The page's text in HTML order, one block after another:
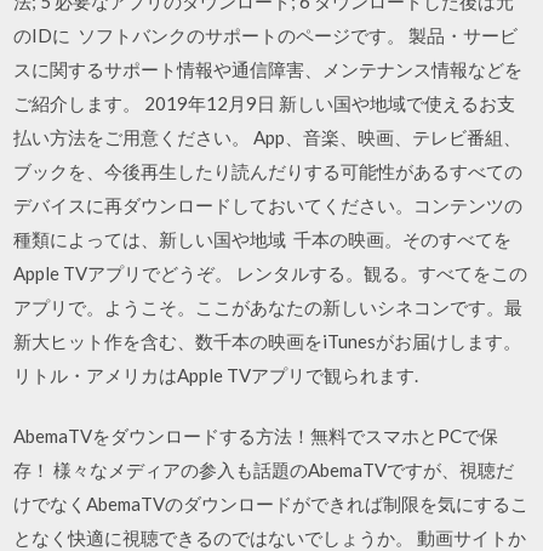
のIDに ソフトバンクのサポートのページです。 製品・サービ
スに関するサポート情報や通信障害、メンテナンス情報などを
ご紹介します。 2019年12月9日 新しい国や地域で使えるお支
払い方法をご用意ください。 App、音楽、映画、テレビ番組、
ブックを、今後再生したり読んだりする可能性があるすべての
デバイスに再ダウンロードしておいてください。コンテンツの
種類によっては、新しい国や地域 千本の映画。そのすべてを
Apple TVアプリでどうぞ。 レンタルする。観る。すべてをこの
アプリで。ようこそ。ここがあなたの新しいシネコンです。最
新大ヒット作を含む、数千本の映画をiTunesがお届けします。
リトル・アメリカはApple TVアプリで観られます.
AbemaTVをダウンロードする方法！無料でスマホとPCで保
存！ 様々なメディアの参入も話題のAbemaTVですが、視聴だ
けでなくAbemaTVのダウンロードができれば制限を気にするこ
となく快適に視聴できるのではないでしょうか。 動画サイトか